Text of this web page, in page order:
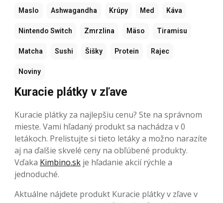
Maslo Ashwagandha Krúpy Med Káva
Nintendo Switch Zmrzlina Mäso Tiramisu
Matcha Sushi Šišky Protein Rajec
Noviny
Kuracie plátky v zľave
Kuracie plátky za najlepšiu cenu? Ste na správnom
mieste. Vami hľadaný produkt sa nachádza v 0
letákoch. Prelistujte si tieto letáky a možno narazíte
aj na ďalšie skvelé ceny na obľúbené produkty.
Vďaka Kimbino.sk je hľadanie akcií rýchle a
jednoduché.
Aktuálne nájdete produkt Kuracie plátky v zľave v